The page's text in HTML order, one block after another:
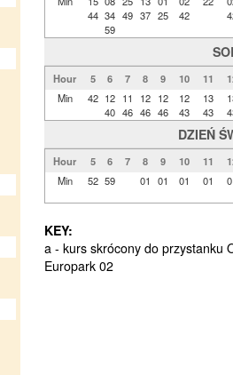
44 34
59
49 37 25
42
Hour 5 6 7 8 9 10 11
Min
42 12
40
11
46
12
46
12
46
12
43
13
43
DZIEŃ
Hour 5 6 7 8 9 10 11
Min
52 59 01 01 01 01
KEY:
a - kurs skrócony do przystanku
Europark 02